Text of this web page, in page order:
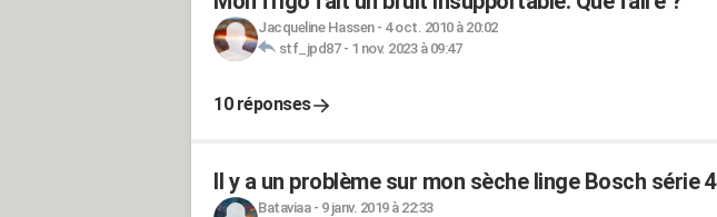
Jacqueline Hassen- 4 oct. 2010 à 20:02
stf_jpd87- 1 nov. 2023 à 09:47
10 réponses
Il y a un problème sur mon sèche linge Bosch série 4
Bataviaa- 9 janv. 2019 à 22:33